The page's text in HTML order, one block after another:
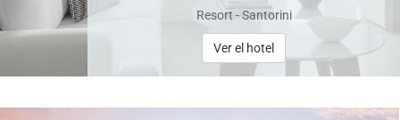
Resort - Santorini
Ver el hotel